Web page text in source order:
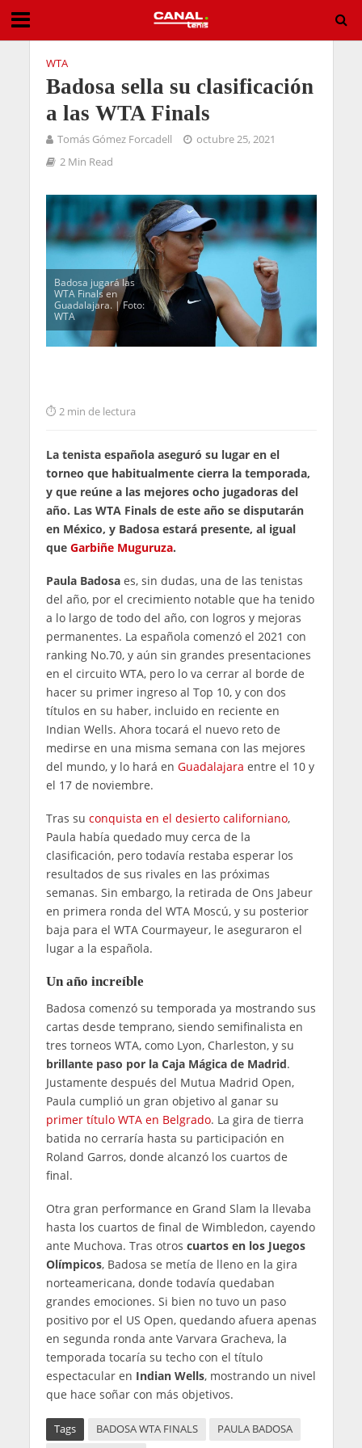
WTA
Badosa sella su clasificación
a las WTA Finals
Tomás Gómez Forcadell
octubre 25, 2021
2 Min Read
Badosa jugará las
WTA Finals en
Guadalajara. | Foto:
WTA
2 min de lectura
La tenista española aseguró su lugar en el
torneo que habitualmente cierra la temporada,
y que reúne a las mejores ocho jugadoras del
año. Las WTA Finals de este año se disputarán
en México, y Badosa estará presente, al igual
que Garbiñe Muguruza.
Paula Badosaes, sin dudas, una de las tenistas
del año, por el crecimiento notable que ha tenido
a lo largo de todo del año, con logros y mejoras
permanentes. La española comenzó el 2021 con
ranking No.70, y aún sin grandes presentaciones
en el circuito WTA, pero lo va cerrar al borde de
hacer su primer ingreso al Top 10, y con dos
títulos en su haber, incluido en reciente en
Indian Wells. Ahora tocará el nuevo reto de
medirse en una misma semana con las mejores
del mundo, y lo hará en Guadalajara entre el 10 y
el 17 de noviembre.
Tras su conquista en el desierto californiano,
Paula había quedado muy cerca de la
clasificación, pero todavía restaba esperar los
resultados de sus rivales en las próximas
semanas. Sin embargo, la retirada de Ons Jabeur
en primera ronda del WTA Moscú, y su posterior
baja para el WTA Courmayeur, le aseguraron el
lugar a la española.
Un año increíble
Badosa comenzó su temporada ya mostrando sus
cartas desde temprano, siendo semifinalista en
tres torneos WTA, como Lyon, Charleston, y su
brillante paso por la Caja Mágica de Madrid.
Justamente después del Mutua Madrid Open,
Paula cumplió un gran objetivo al ganar su
primer título WTA en Belgrado. La gira de tierra
batida no cerraría hasta su participación en
Roland Garros, donde alcanzó los cuartos de
final.
Otra gran performance en Grand Slam la llevaba
hasta los cuartos de final de Wimbledon, cayendo
ante Muchova. Tras otros cuartos en los Juegos
Olímpicos, Badosa se metía de lleno en la gira
norteamericana, donde todavía quedaban
grandes emociones. Si bien no tuvo un paso
positivo por el US Open, quedando afuera apenas
en segunda ronda ante Varvara Gracheva, la
temporada tocaría su techo con el título
espectacular en Indian Wells, mostrando un nivel
que hace soñar con más objetivos.
Tags BADOSA WTA FINALS
PAULA BADOSA